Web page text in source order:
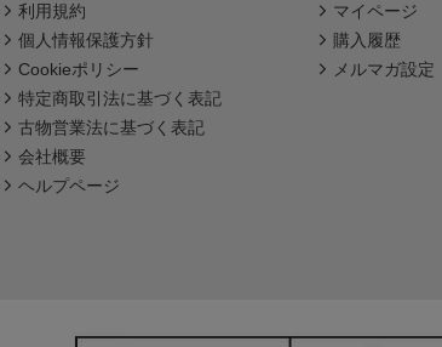
利用規約
個人情報保護方針
Cookieポリシー
特定商取引法に基づく表記
古物営業法に基づく表記
会社概要
ヘルプページ
マイページ
購入履歴
メルマガ設定